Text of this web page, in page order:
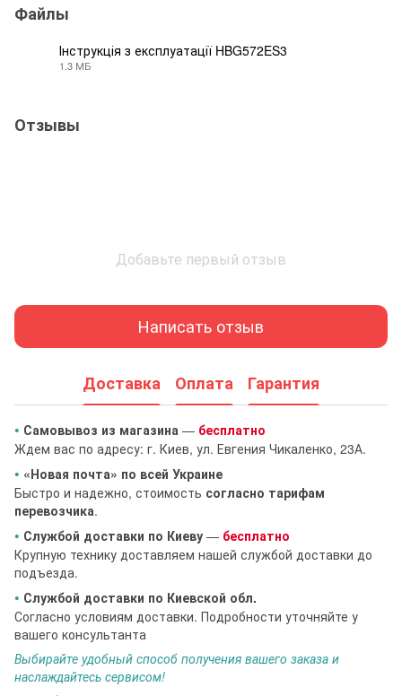
Файлы
Інструкція з експлуатації HBG572ES3
1.3 МБ
Отзывы
Добавьте первый отзыв
Написать отзыв
Доставка Оплата Гарантия
• Самовывоз из магазина — бесплатно
Ждем вас по адресу: г. Киев, ул. Евгения Чикаленко, 23А.
• «Новая почта» по всей Украине
Быстро и надежно, стоимость согласно тарифам
перевозчика.
• Службой доставки по Киеву — бесплатно
Крупную технику доставляем нашей службой доставки до
подъезда.
• Службой доставки по Киевской обл.
Согласно условиям доставки. Подробности уточняйте у
вашего консультанта
Выбирайте удобный способ получения вашего заказа и
наслаждайтесь сервисом!